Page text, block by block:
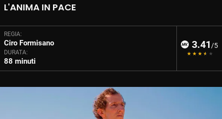
L'ANIMA IN PACE
REGIA:
Ciro Formisano
DURATA:
88 minuti
3.41/5